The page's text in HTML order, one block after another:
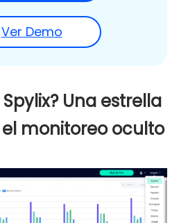
Ver Demo
Una estrella
monitoreo oculto